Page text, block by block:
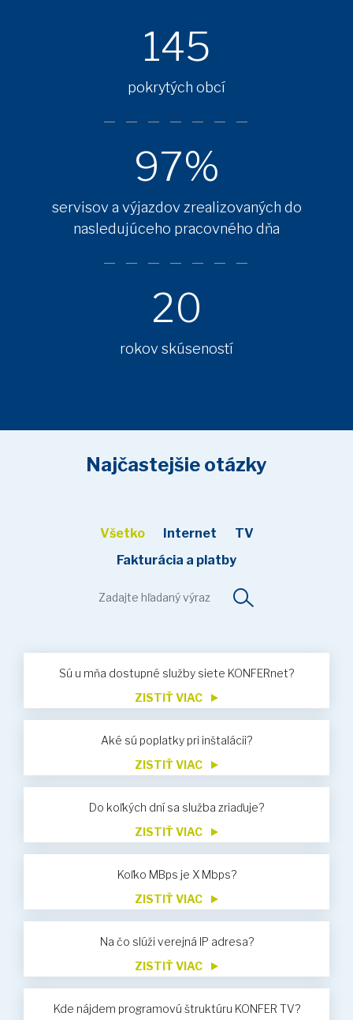
145
pokrytých obcí
97%
servisov a výjazdov zrealizovaných do
nasledujúceho pracovného dňa
20
rokov skúseností
Najčastejšie otázky
Všetko Internet
TV
Fakturácia a platby
Sú u mňa dostupné služby siete KONFERnet?
ZISTIŤ VIAC
Aké sú poplatky pri inštalácii?
ZISTIŤ VIAC
Do koľkých dní sa služba zriaďuje?
ZISTIŤ VIAC
Koľko MBps je X Mbps?
ZISTIŤ VIAC
Na čo slúži verejná IP adresa?
ZISTIŤ VIAC
Kde nájdem programovú štruktúru KONFER TV?